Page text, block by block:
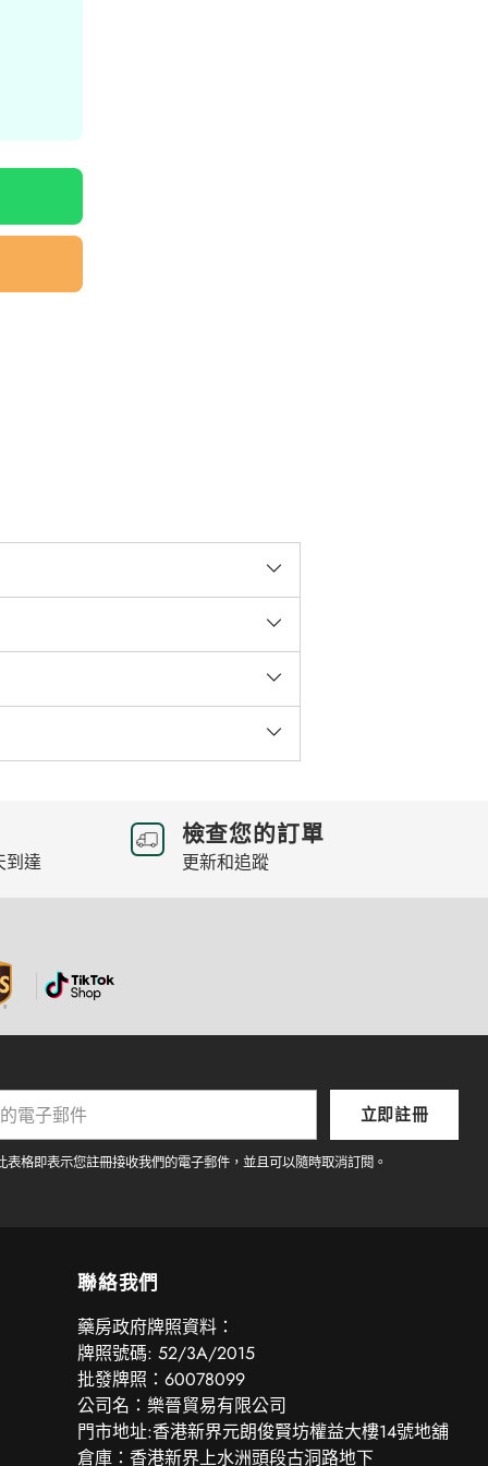
到達
檢查您的訂單
更新和追蹤
立即註冊
表格即表示您註冊接收我們的電子郵件，並且可以隨時取消訂閱。
聯絡我們
‎藥房政府牌照資料：
牌照號碼: 52/3A/2015
批發牌照：60078099
公司名：樂晉貿易有限公司
門市地址:香港新界元朗俊賢坊權益大樓14號地舖
倉庫：香港新界上水洲頭段古洞路地下